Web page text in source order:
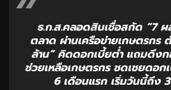
ธ.ก.ส.คลอดสินเชื่อสกัด “7 ผ
ตลาด ผ่านเครือข่ายเกษตรกร
ล้าน” คิดดอกเบี้ยต่ำ แถมดึง
ช่วยเหลือเกษตรกร ชดเชยดอก
6 เดือนแรก เริ่มวันนี้ถึง